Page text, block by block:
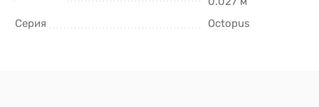
Серия
Octopus